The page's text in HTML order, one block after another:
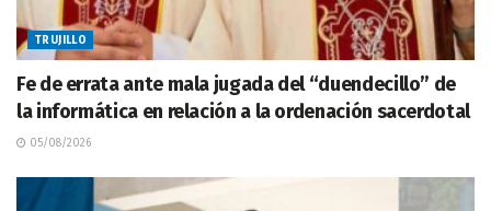
TRUJILLO
Fe de errata ante mala jugada del “duendecillo” de
la informática en relación a la ordenación sacerdotal
05/08/2026